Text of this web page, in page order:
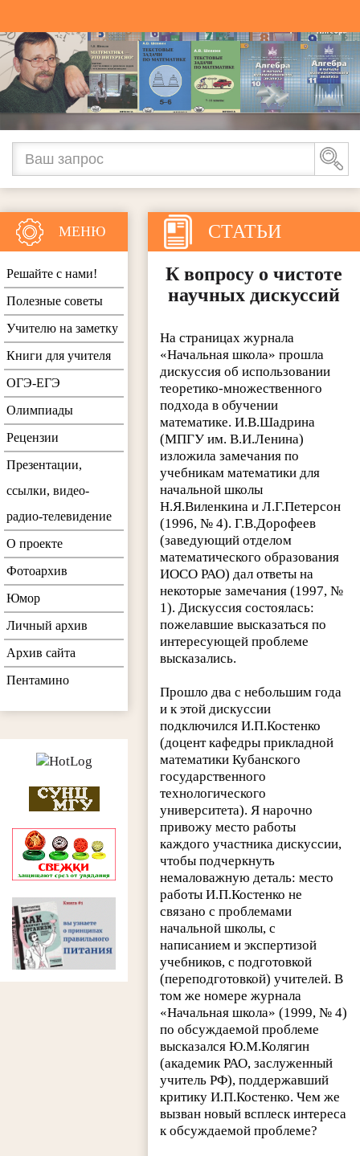
СТАТЬИ
К вопросу о чистоте
научных дискуссий
На страницах журнала
«Начальная школа» прошла
дискуссия об использовании
теоретико-множественного
подхода в обучении
математике. И.В.Шадрина
(МПГУ им. В.И.Ленина)
изложила замечания по
учебникам математики для
начальной школы
Н.Я.Виленкина и Л.Г.Петерсон
(1996, № 4). Г.В.Дорофеев
(заведующий отделом
математического образования
ИОСО РАО) дал ответы на
некоторые замечания (1997, №
1). Дискуссия состоялась:
пожелавшие высказаться по
интересующей проблеме
высказались.
Прошло два с небольшим года
и к этой дискуссии
подключился И.П.Костенко
(доцент кафедры прикладной
математики Кубанского
государственного
технологического
университета). Я нарочно
привожу место работы
каждого участника дискуссии,
чтобы подчеркнуть
немаловажную деталь: место
работы И.П.Костенко не
связано с проблемами
начальной школы, с
написанием и экспертизой
учебников, с подготовкой
(переподготовкой) учителей. В
том же номере журнала
«Начальная школа» (1999, № 4)
по обсуждаемой проблеме
высказался Ю.М.Колягин
(академик РАО, заслуженный
учитель РФ), поддержавший
критику И.П.Костенко. Чем же
вызван новый всплеск интереса
к обсуждаемой проблеме?
МЕНЮ
Решайте с нами!
Полезные советы
Учителю на заметку
Книги для учителя
ОГЭ-ЕГЭ
Олимпиады
Рецензии
Презентации,
ссылки, видео-
радио-телевидение
О проекте
Фотоархив
Юмор
Личный архив
Архив сайта
Пентамино